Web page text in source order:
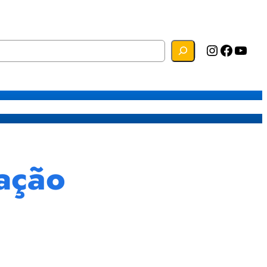
Instagram Facebook YouTube